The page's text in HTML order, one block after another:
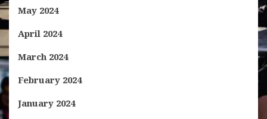
May 2024
April 2024
March 2024
February 2024
January 2024